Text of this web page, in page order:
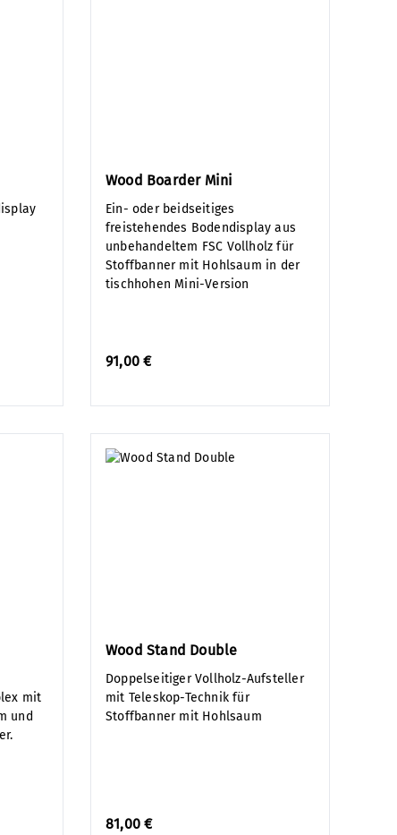
Wood Boarder Mini
Ein- oder beidseitiges
freistehendes Bodendisplay aus
unbehandeltem FSC Vollholz für
Stoffbanner mit Hohlsaum in der
tischhohen Mini-Version
91,00 €
mit
und
Wood Stand Double
Doppelseitiger Vollholz-Aufsteller
mit Teleskop-Technik für
Stoffbanner mit Hohlsaum
81,00 €